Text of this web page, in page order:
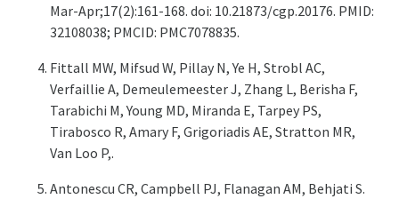
Mar-Apr;17(2):161-168. doi: 10.21873/cgp.20176. PMID:
32108038; PMCID: PMC7078835.
Fittall MW, Mifsud W, Pillay N, Ye H, Strobl AC,
Verfaillie A, Demeulemeester J, Zhang L, Berisha F,
Tarabichi M, Young MD, Miranda E, Tarpey PS,
Tirabosco R, Amary F, Grigoriadis AE, Stratton MR,
Van Loo P,.
Antonescu CR, Campbell PJ, Flanagan AM, Behjati S.